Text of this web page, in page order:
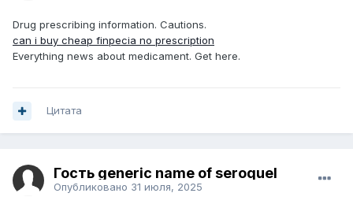
Drug prescribing information. Cautions.
can i buy cheap finpecia no prescription
Everything news about medicament. Get here.
Цитата
Гость generic name of seroquel
Опубликовано 31 июля, 2025